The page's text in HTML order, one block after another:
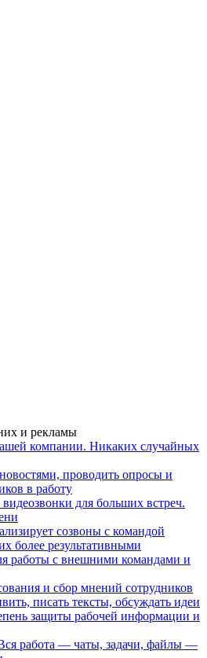
и рекламы
компании. Никаких случайных
проводить опросы и
в работу
для больших встреч.
созвоны с командой
более результативными
работы с внешними командами и
и сбор мнений сотрудников
писать тексты, обсуждать идеи
защиты рабочей информации и
работа — чаты, задачи, файлы —